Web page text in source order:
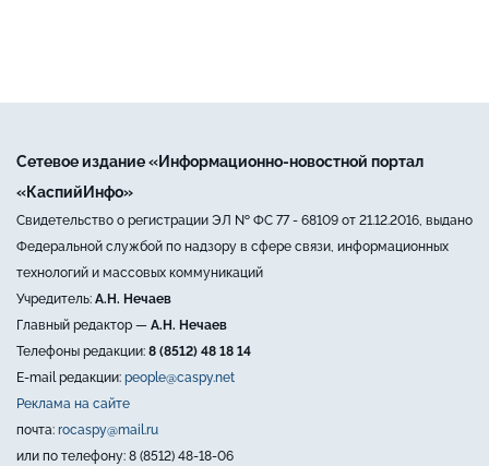
Сетевое издание «Информационно-новостной портал
«КаспийИнфо»
Свидетельство о регистрации ЭЛ № ФС 77 - 68109 от 21.12.2016, выдано
Федеральной службой по надзору в сфере связи, информационных
технологий и массовых коммуникаций
Учредитель: А.Н. Нечаев
Главный редактор — А.Н. Нечаев
Телефоны редакции: 8 (8512) 48 18 14
E-mail редакции: people@caspy.net
Реклама на сайте
почта: rocaspy@mail.ru
или по телефону: 8 (8512) 48-18-06